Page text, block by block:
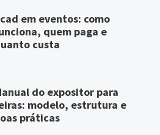
em eventos: como
quem paga e
custa
do expositor para
modelo, estrutura e
práticas